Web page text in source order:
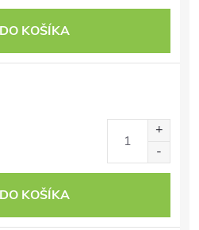
DO KOŠÍKA
DO KOŠÍKA